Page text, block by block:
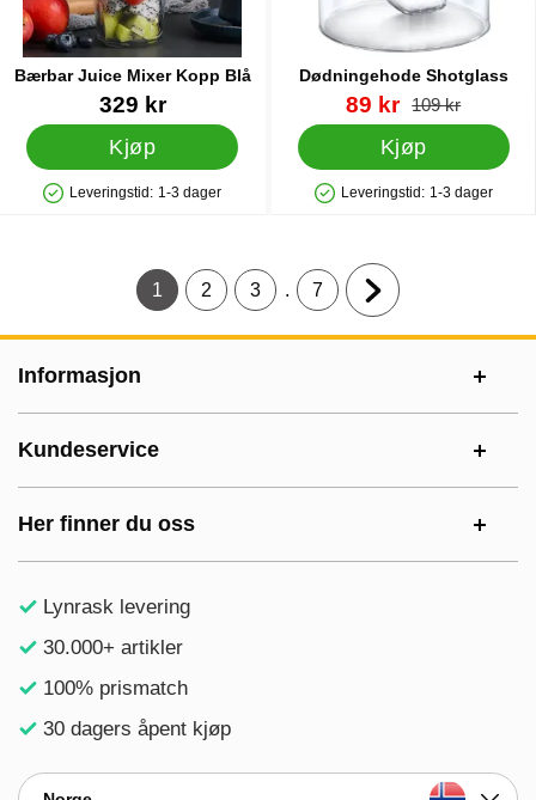
Bærbar Juice Mixer Kopp Blå
Varenummer 40819
329 kr
Kjøp
Produkttilgjengelighet: På lager
Leveringstid: 1-3 dager
Dødningehode Shotglass
Varenummer 44581
ny pris
89 kr gammel pris
109 kr
Kjøp
Produkttilgjengelighet: På lager
Leveringstid: 1-3 dager
Gjeldende side, Side
1
Gå til side
2
Gå til side
3
.
Gå til side
7
Gå til neste side
Informasjon
Kundeservice
Her finner du oss
Lynrask levering
30.000+ artikler
100% prismatch
30 dagers åpent kjøp